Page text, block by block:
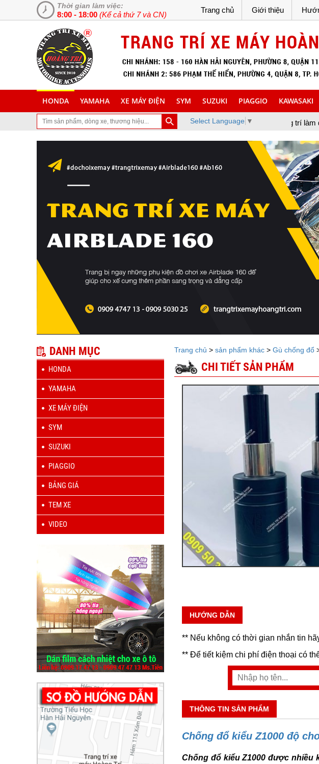
Thời gian làm việc:
8:00 - 18:00 (Kể cả thứ 7 và CN)
Trang chủ Giới thiệu
HONDA YAMAHA XE MÁY ĐIỆN SYM SUZUKI PIAGGIO KAWASAKI
Select Language ▼
ghé thăm trang Web chuyên cung cấp và lắp đặt phụ tùng inox trang trí làm đẹp xe máy,
DANH MỤC
HONDA
YAMAHA
XE MÁY ĐIỆN
SYM
SUZUKI
PIAGGIO
BẢNG GIÁ
TEM XE
VIDEO
Trang chủ > sản phẩm khác> Gù chống đổ
CHI TIẾT SẢN PHẨM
HƯỚNG DẪN
** Nếu không có thời gian nhắn tin
** Để tiết kiệm chi phí điện thoại có
THÔNG TIN SẢN PHẨM
Chống đổ kiểu Z1000 độ
Chống đổ kiểu Z1000 được nhiều